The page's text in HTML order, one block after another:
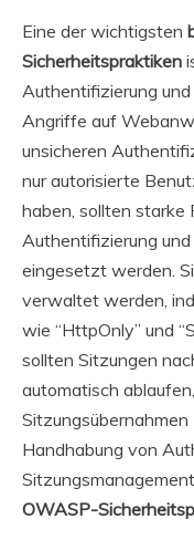
Eine der wichtigsten
Sicherheitspraktiken
Authentifizierung
Angriffe auf
unsicheren
nur autorisierte
haben, sollten
Authentifizierung
eingesetzt werden.
verwaltet werden,
wie “HttpOnly” und
sollten Sitzungen
automatisch
Sitzungsübernahmen
Handhabung von
OWASP-